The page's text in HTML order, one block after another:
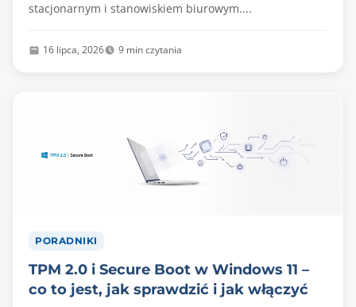
stacjonarnym i stanowiskiem biurowym....
16 lipca, 2026 9 min czytania
PORADNIKI
TPM 2.0 i Secure Boot w Windows 11 –
co to jest, jak sprawdzić i jak włączyć